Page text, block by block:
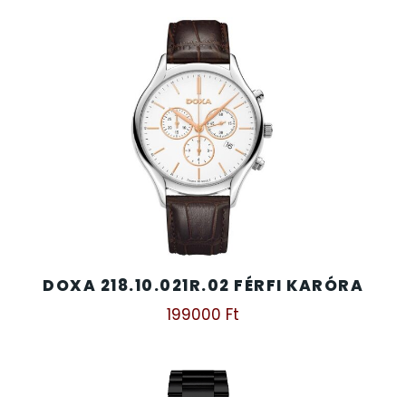
DOXA 218.10.021R.02 FÉRFI KARÓRA
199000 Ft
SERGIO TACCHINI
TIMESTAR HÁLÓZATI ÉBRESZTŐÓRÁK